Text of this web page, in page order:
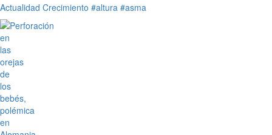
Actualidad Crecimiento #altura #asma